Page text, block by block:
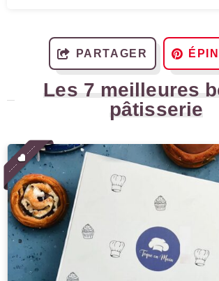
PARTAGER
Les 7 meilleures
pâtisserie